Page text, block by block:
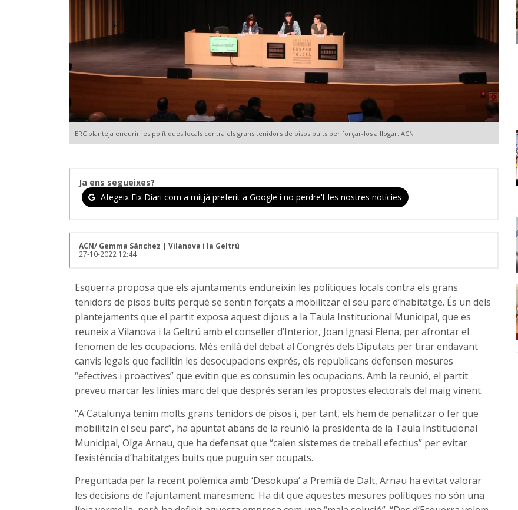
ERC planteja endurir les polítiques locals contra els grans tenidors de pisos buits per forçar-los a llogar. ACN
Ja ens segueixes?
Afegeix Eix Diari com a mitjà preferit a Google i no perdre't les nostres notícies
ACN/ Gemma Sánchez | Vilanova i la Geltrú
27-10-2022 12:44
Esquerra proposa que els ajuntaments endureixin les polítiques locals contra els grans
tenidors de pisos buits perquè se sentin forçats a mobilitzar el seu parc d’habitatge. És un dels
plantejaments que el partit exposa aquest dijous a la Taula Institucional Municipal, que es
reuneix a Vilanova i la Geltrú amb el conseller d’Interior, Joan Ignasi Elena, per afrontar el
fenomen de les ocupacions. Més enllà del debat al Congrés dels Diputats per tirar endavant
canvis legals que facilitin les desocupacions exprés, els republicans defensen mesures
“efectives i proactives” que evitin que es consumin les ocupacions. Amb la reunió, el partit
preveu marcar les línies marc del que després seran les propostes electorals del maig vinent.
“A Catalunya tenim molts grans tenidors de pisos i, per tant, els hem de penalitzar o fer que
mobilitzin el seu parc”, ha apuntat abans de la reunió la presidenta de la Taula Institucional
Municipal, Olga Arnau, que ha defensat que “calen sistemes de treball efectius” per evitar
l’existència d’habitatges buits que puguin ser ocupats.
Preguntada per la recent polèmica amb ‘Desokupa’ a Premià de Dalt, Arnau ha evitat valorar
les decisions de l’ajuntament maresmenc. Ha dit que aquestes mesures polítiques no són una